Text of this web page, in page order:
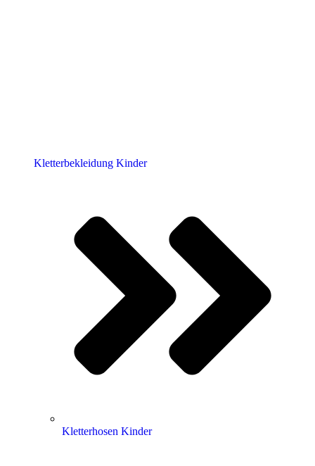
Kletterbekleidung Kinder
Kletterhosen Kinder